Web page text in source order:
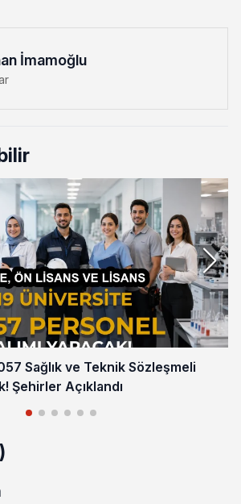
İmamoğlu
Sağlık ve Teknik Sözleşmeli
Şehirler Açıklandı